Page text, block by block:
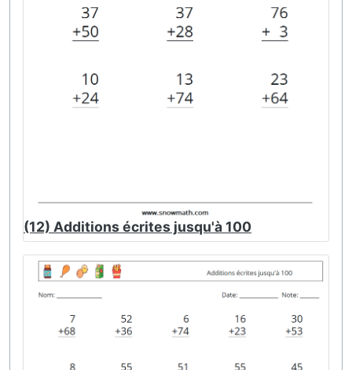
(12) Additions écrites jusqu'à 100